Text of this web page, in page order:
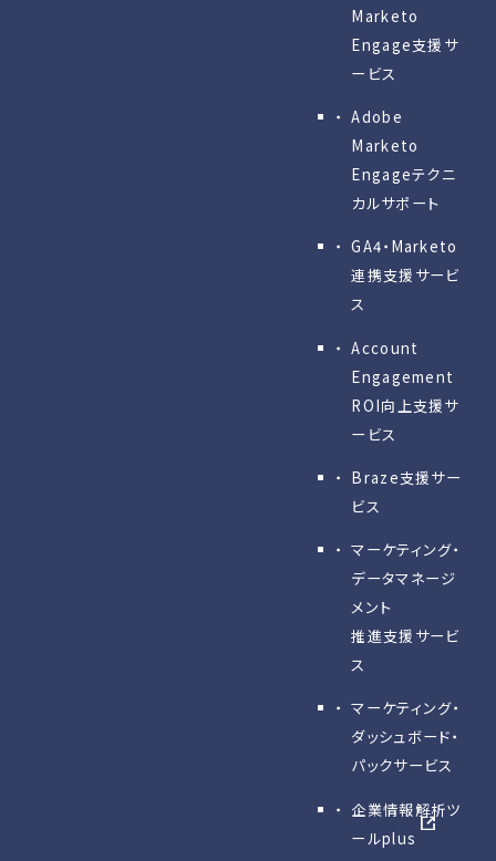
Marketo
Engage⽀援サ
ービス
Adobe
Marketo
Engageテクニ
カルサポート
GA4・Marketo
連携支援サービ
ス
Account
Engagement
ROI向上支援サ
ービス
Braze支援サー
ビス
マーケティング・
データマネージ
メント
推進支援サービ
ス
マーケティング・
ダッシュボード・
パックサービス
企業情報解析ツ
ールplus